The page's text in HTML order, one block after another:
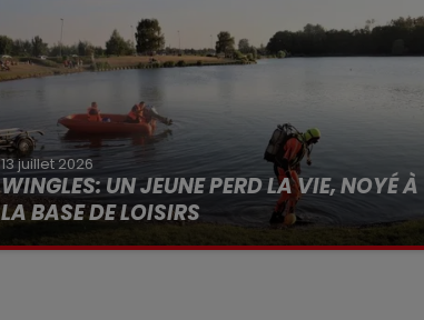
13 juillet 2026
WINGLES: UN JEUNE PERD LA VIE, NOYÉ À
LA BASE DE LOISIRS
La victime a coulé à pic